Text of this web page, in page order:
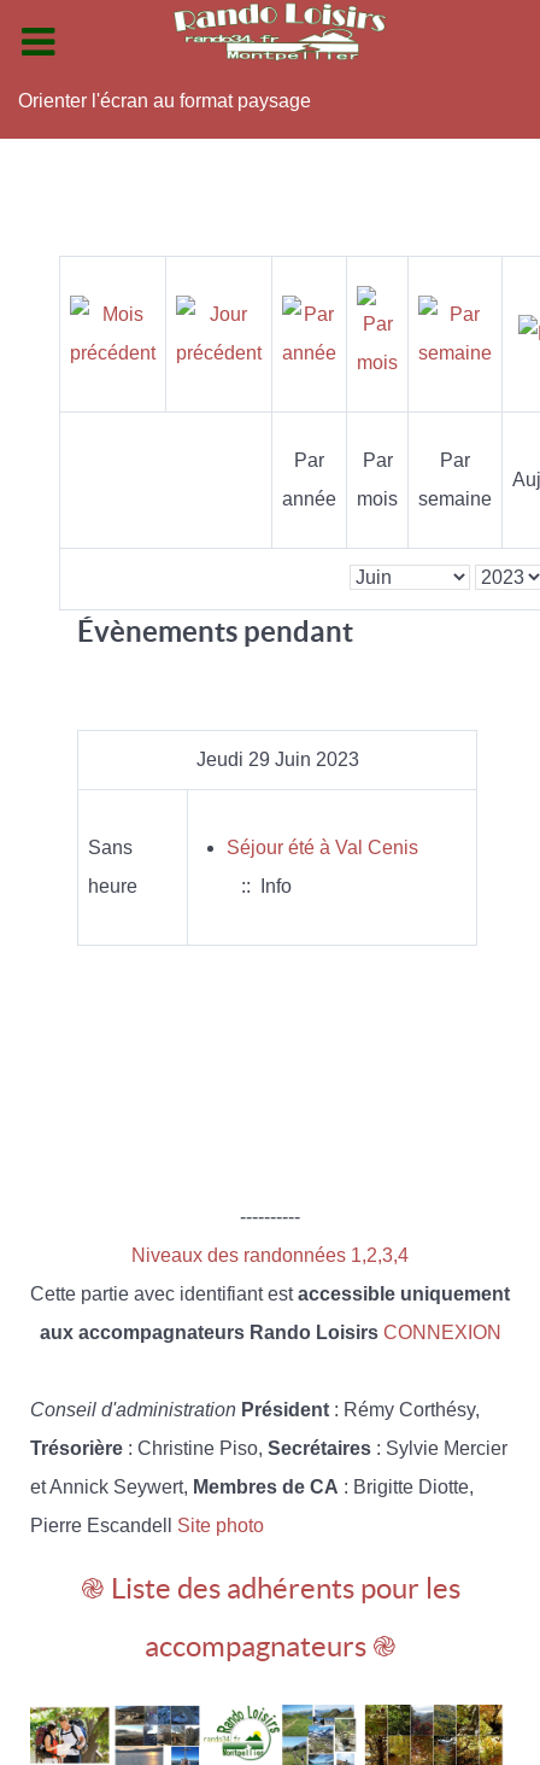
Orienter l'écran au format paysage
Par
année
Par
mois
Par
semaine
Évènements pendant
Jeudi 29 Juin 2023
Sans
heure
Séjour été à Val Cenis
:: Info
----------
Niveaux des randonnées 1,2,3,4
Cette partie avec identifiant estaccessible uniquement
aux accompagnateurs Rando Loisirs CONNEXION
Conseil d'administration Président : Rémy Corthésy,
Trésorière : Christine Piso, Secrétaires : Sylvie Mercier
et Annick Seywert, Membres de CA : Brigitte Diotte,
Pierre Escandell Site photo
֎ Liste des adhérents pour les
accompagnateurs ֎